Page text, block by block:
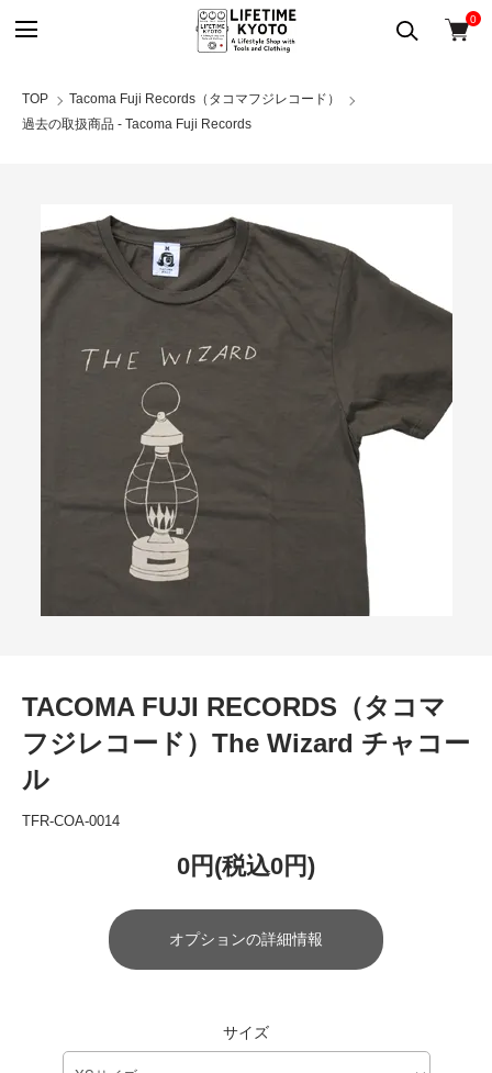
0
TOP
Tacoma Fuji Records（タコマフジレコード）
過去の取扱商品 - Tacoma Fuji Records
TACOMA FUJI RECORDS（タコマ
フジレコード）The Wizard チャコー
ル
TFR-COA-0014
0円(税込0円)
オプションの詳細情報
サイズ